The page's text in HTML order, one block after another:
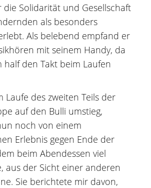
die Solidarität und Gesellschaft
als besonders
Als belebend empfand er
mit seinem Handy, da
half den Takt beim Laufen
Laufe des zweiten Teils der
auf den Bulli umstieg,
noch von einem
Erlebnis gegen Ende der
beim Abendessen viel
aus der Sicht einer anderen
Sie berichtete mir davon,